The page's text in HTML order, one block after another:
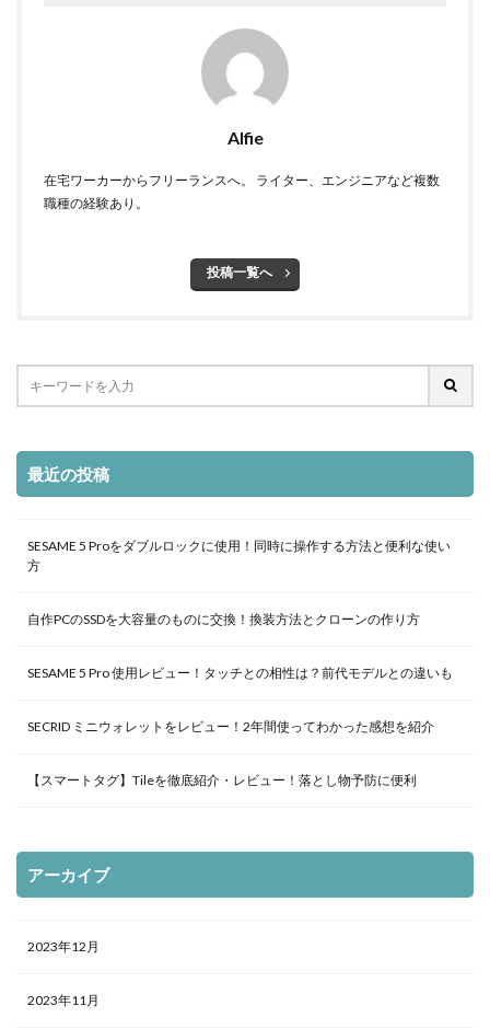
Alfie
在宅ワーカーからフリーランスへ。 ライター、エンジニアなど複数
職種の経験あり。
投稿一覧へ
最近の投稿
SESAME 5 Proをダブルロックに使用！同時に操作する方法と便利な使い
方
自作PCのSSDを大容量のものに交換！換装方法とクローンの作り方
SESAME 5 Pro 使用レビュー！タッチとの相性は？前代モデルとの違いも
SECRID ミニウォレットをレビュー！2年間使ってわかった感想を紹介
【スマートタグ】Tileを徹底紹介・レビュー！落とし物予防に便利
アーカイブ
2023年12月
2023年11月